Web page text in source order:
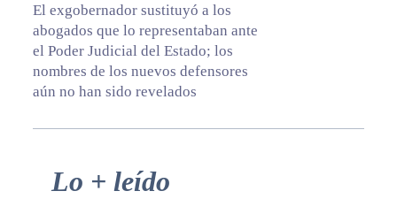
El exgobernador sustituyó a los
abogados que lo representaban ante
el Poder Judicial del Estado; los
nombres de los nuevos defensores
aún no han sido revelados
Primary
Sidebar
Lo + leído